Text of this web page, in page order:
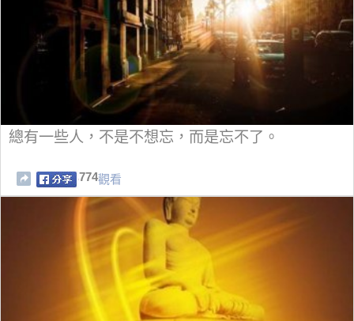
總有一些人，不是不想忘，而是忘不了。
774觀看